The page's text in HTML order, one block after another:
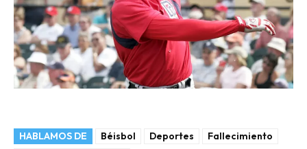
HABLAMOS DE Béisbol Deportes
Fallecimiento